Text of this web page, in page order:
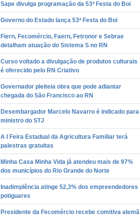
Sape divulga programação da 53ª Festa do Boi
Governo do Estado lança 53ª Festa do Boi
Fiern, Fecomércio, Faern, Fetronor e Sebrae
detalham atuação do Sistema S no RN
Curso voltado a divulgação de produtos culturais
é oferecido pelo RN Criativo
Governador pleiteia obra que pode adiantar
chegada do São Francisco ao RN
Desembargador Marcelo Navarro é indicado para
ministro do STJ
A I Feira Estadual da Agricultura Familiar terá
palestras gratuitas
Minha Casa Minha Vida já atendeu mais de 97%
dos municípios do Rio Grande do Norte
Inadimplência atinge 52,3% dos empreendedores
potiguares
Presidente da Fecomércio recebe comitiva alemã